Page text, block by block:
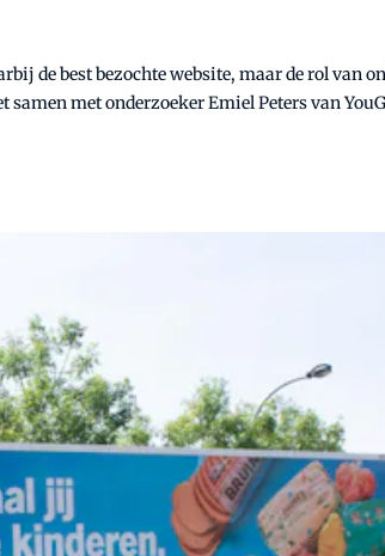
de best bezochte website, maar de rol van
met onderzoeker Emiel Peters van